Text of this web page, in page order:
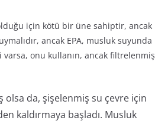
için kötü bir üne sahiptir, ancak
ancak EPA, musluk suyunda
onu kullanın, ancak filtrelenmiş
olsa da, şişelenmiş su çevre için
kaldırmaya başladı. Musluk